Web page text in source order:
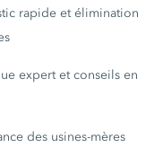
rapide et élimination
expert et conseils en
des usines-mères